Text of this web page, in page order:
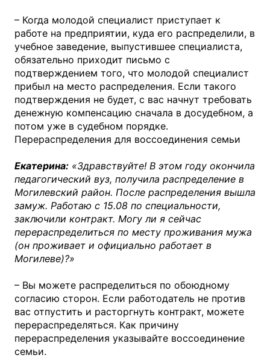
– Когда молодой специалист приступает к
работе на предприятии, куда его распределили, в
учебное заведение, выпустившее специалиста,
обязательно приходит письмо с
подтверждением того, что молодой специалист
прибыл на место распределения. Если такого
подтверждения не будет, с вас начнут требовать
денежную компенсацию сначала в досудебном, а
потом уже в судебном порядке.
Перераспределения для воссоединения семьи
Екатерина: «Здравствуйте! В этом году окончила
педагогический вуз, получила распределение в
Могилевский район. После распределения вышла
замуж. Работаю с 15.08 по специальности,
заключили контракт. Могу ли я сейчас
перераспределиться по месту проживания мужа
(он проживает и официально работает в
Могилеве)?»
– Вы можете распределиться по обоюдному
согласию сторон. Если работодатель не против
вас отпустить и расторгнуть контракт, можете
перераспределяться. Как причину
перераспределения указывайте воссоединение
семьи.